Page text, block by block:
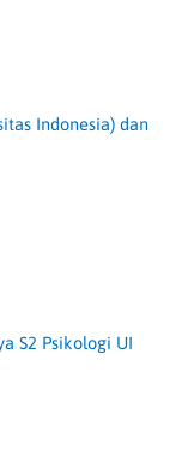
Indonesia) dan
S2 Psikologi UI